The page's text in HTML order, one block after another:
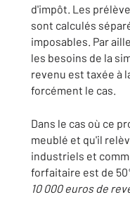
d'impôt. Les
sont calculés
imposables. Par
les besoins de la
revenu est taxée à
forcément le cas.
Dans le cas où ce
meublé et qu'il
industriels et
forfaitaire est de
10 000 euros de